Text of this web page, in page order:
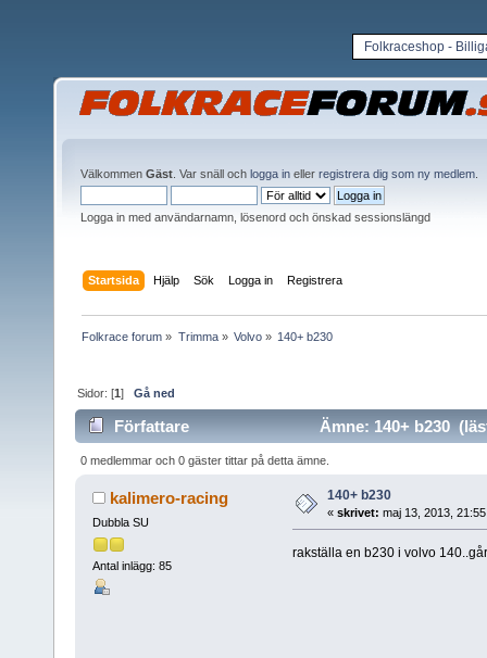
Folkraceshop -
Välkommen Gäst . Var snäll och logga in eller registrera dig som ny medlem
Logga in med användarnamn, lösenord och önskad sessionslängd
Startsida Hjälp Sök Logga in Registrera
Folkrace forum » Trimma» Volvo» 140+ b230
Sidor: [1]Gå ned
Författare Ämne: 140+ b230
0 medlemmar och 0 gäster tittar på detta ämne.
kalimero-racing
Dubbla SU
Antal inlägg: 85
140+ b230
« skrivet: maj 13, 2013,
rakställa en b230 i volvo